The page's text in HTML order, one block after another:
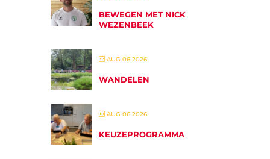
BEWEGEN MET NICK
WEZENBEEK
AUG 06 2026
WANDELEN
AUG 06 2026
KEUZEPROGRAMMA